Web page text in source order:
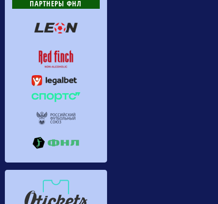
ПАРТНЕРЫ ФНЛ